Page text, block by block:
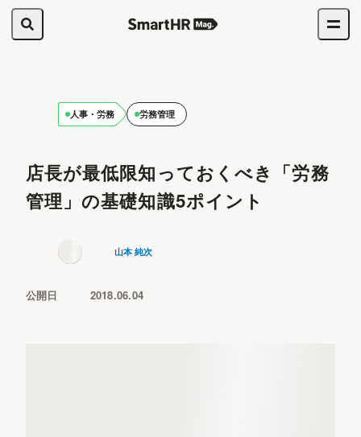
人事・労務 労務管理
店長が最低限知っておくべき「労務
管理」の基礎知識5ポイント
山本 純次
公開日 2018.06.04